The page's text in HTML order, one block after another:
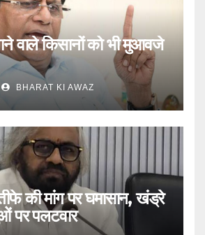
वाले किसानों को भी मुआवजे
BHARAT KI AWAZ
की मांग पर घमासान, खंड्रे
पर पलटवार